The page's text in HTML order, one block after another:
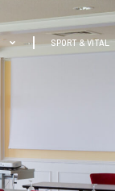
SPORT & VITAL